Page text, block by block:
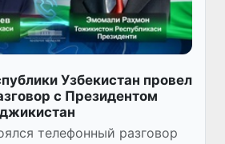
Узбекистан провел
с Президентом
телефонный разговор